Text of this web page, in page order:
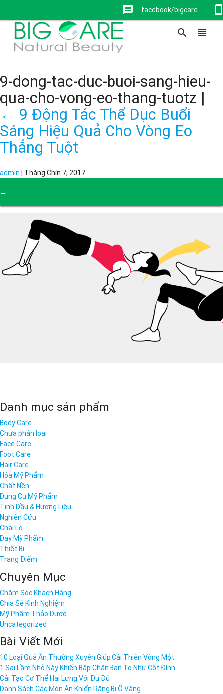
message facebook/bigcare
search view_headline
9-dong-tac-duc-buoi-sang-hieu-
qua-cho-vong-eo-thang-tuotz |
← 9 Động Tác Thể Dục Buổi
Sáng Hiệu Quả Cho Vòng Eo
Thẳng Tuột
admin | Tháng Chín 7, 2017
←
Danh mục sản phẩm
Body Care
Chưa phân loại
Face Care
Foot Care
Hair Care
Hóa Mỹ Phẩm
Chất Nền
Dụng Cụ Mỹ Phẩm
Tinh Dầu & Hương Liệu
Nghiên Cứu
Chai Lọ
Dạy Mỹ Phẩm
Thiết Bị
Trang Điểm
Chuyên Mục
Chăm Sóc Khách Hàng
Chia Sẻ Kinh Nghiệm
Mỹ Phẩm Thảo Dược
Uncategorized
Bài Viết Mới
10 Loại Quả Ăn Thường Xuyên Giúp Cải Thiện Vòng Một
1 Sai Lầm Nhỏ Này Khiến Bắp Chân Bạn To Như Cột Đình
Cải Tạo Cơ Thể Hai Lưng Với Đu Đủ
Danh Sách Các Món Ăn Khiến Răng Bị Ố Vàng